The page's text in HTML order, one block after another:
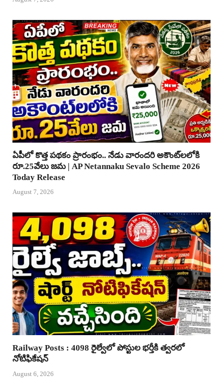
ఏపీలో కొత్త పథకం ప్రారంభం.. నేడు వారందరి అకౌంట్‌లలోకి
రూ.25వేలు జమ | AP Netannaku Sevalo Scheme 2026
Today Release
August 7, 2026
Railway Posts : 4098 రైల్వేలో పోస్టుల భర్తీకి త్వరలో
నోటిఫికేషన్
August 6, 2026